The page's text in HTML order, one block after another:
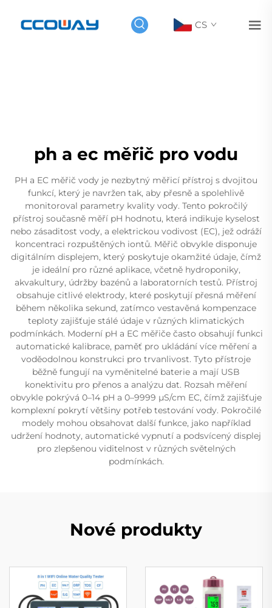
CS
ph a ec měřič pro vodu
PH a EC měřič vody je nezbytný měřicí přístroj s dvojitou
funkcí, který je navržen tak, aby přesně a spolehlivě
monitoroval parametry kvality vody. Tento pokročilý
přístroj současně měří pH hodnotu, která indikuje kyselost
nebo zásaditost vody, a elektrickou vodivost (EC), jež odráží
koncentraci rozpuštěných iontů. Měřič obvykle disponuje
digitálním displejem, který poskytuje okamžité údaje, čímž
je ideální pro různé aplikace, včetně hydroponiky,
akvakultury, údržby bazénů a laboratorních testů. Přístroj
obsahuje citlivé elektrody, které poskytují přesná měření
během několika sekund, zatímco vestavěná kompenzace
teploty zajišťuje stálé údaje v různých klimatických
podmínkách. Moderní pH a EC měřiče často obsahují funkci
automatické kalibrace, paměť pro ukládání více měření a
voděodolnou konstrukci pro trvanlivost. Tyto přístroje
běžně fungují na vyměnitelné baterie a mají USB
konektivitu pro přenos a analýzu dat. Rozsah měření
obvykle pokrývá 0–14 pH a 0–9999 µS/cm EC, čímž zajišťuje
komplexní pokrytí většiny potřeb testování vody. Pokročilé
modely mohou obsahovat další funkce, jako například
udržení hodnoty, automatické vypnutí a podsvícený displej
pro zlepšenou viditelnost v různých světelných
podmínkách.
Nové produkty